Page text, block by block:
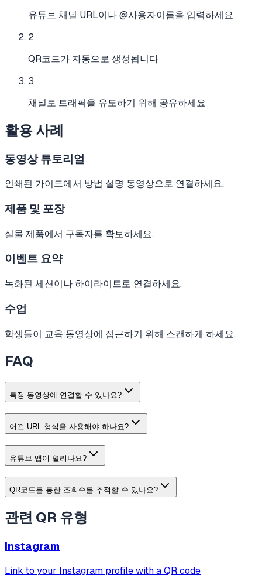
유튜브 채널 URL이나 @사용자이름을 입력하세요
2
QR코드가 자동으로 생성됩니다
3
채널로 트래픽을 유도하기 위해 공유하세요
활용 사례
동영상 튜토리얼
인쇄된 가이드에서 방법 설명 동영상으로 연결하세요.
제품 및 포장
실물 제품에서 구독자를 확보하세요.
이벤트 요약
녹화된 세션이나 하이라이트로 연결하세요.
수업
학생들이 교육 동영상에 접근하기 위해 스캔하게 하세요.
FAQ
특정 동영상에 연결할 수 있나요?
어떤 URL 형식을 사용해야 하나요?
유튜브 앱이 열리나요?
QR코드를 통한 조회수를 추적할 수 있나요?
관련 QR 유형
Instagram
Link to your Instagram profile with a QR code